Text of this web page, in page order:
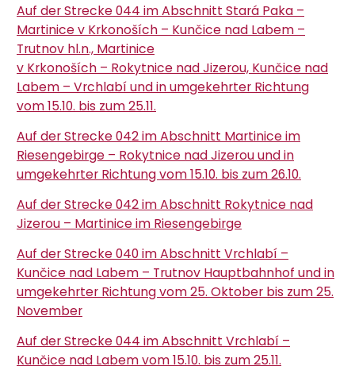
Auf der Strecke 044 im Abschnitt Stará Paka –
Martinice v Krkonoších – Kunčice nad Labem –
Trutnov hl.n., Martinice
v Krkonoších – Rokytnice nad Jizerou, Kunčice nad
Labem – Vrchlabí und in umgekehrter Richtung
vom 15.10. bis zum 25.11.
Auf der Strecke 042 im Abschnitt Martinice im
Riesengebirge – Rokytnice nad Jizerou und in
umgekehrter Richtung vom 15.10. bis zum 26.10.
Auf der Strecke 042 im Abschnitt Rokytnice nad
Jizerou – Martinice im Riesengebirge
Auf der Strecke 040 im Abschnitt Vrchlabí –
Kunčice nad Labem – Trutnov Hauptbahnhof und in
umgekehrter Richtung vom 25. Oktober bis zum 25.
November
Auf der Strecke 044 im Abschnitt Vrchlabí –
Kunčice nad Labem vom 15.10. bis zum 25.11.